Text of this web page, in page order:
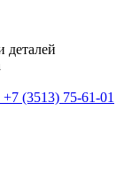
деталей
+7 (3513) 75-61-01